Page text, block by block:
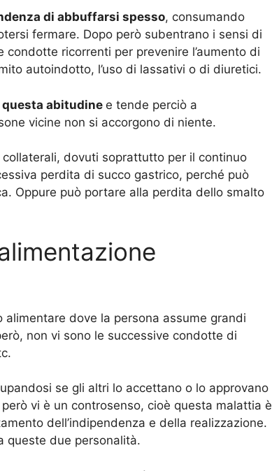
di abbuffarsi spesso, consumando
fermare. Dopo però subentrano i sensi di
ricorrenti per prevenire l’aumento di
autoindotto, l’uso di lassativi o di diuretici.
abitudine e tende perciò a
vicine non si accorgono di niente.
dovuti soprattutto per il continuo
perdita di succo gastrico, perché può
Oppure può portare alla perdita dello smalto
alimentare dove la persona assume grandi
non vi sono le successive condotte di
se gli altri lo accettano o lo approvano
vi è un controsenso, cioè questa malattia è
dell’indipendenza e della realizzazione.
queste due personalità.